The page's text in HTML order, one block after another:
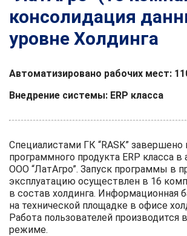
консолидация
уровне Холдинга
Автоматизировано рабочих мест:
Внедрение системы: ERP класса
Специалистами ГК “RASK”
программного продукта ERP класса в
ООО “ЛатАгро”. Запуск программы в
эксплуатацию осуществлен в 16
в состав холдинга. Информационная
на технической площадке в офисе
Работа пользователей производится
режиме.